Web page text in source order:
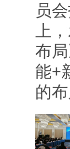
员
上
布
能+
的